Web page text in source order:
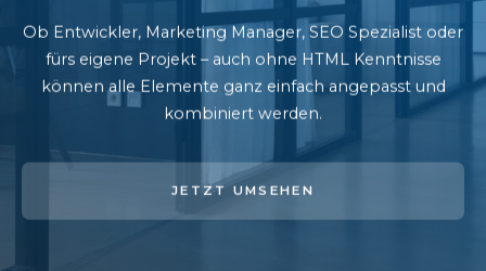
Ob Entwickler, Marketing Manager, SEO Spezialist oder
fürs eigene Projekt – auch ohne HTML Kenntnisse
können alle Elemente ganz einfach angepasst und
kombiniert werden.
JETZT UMSEHEN